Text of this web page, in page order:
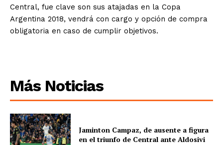
Central, fue clave son sus atajadas en la Copa
Argentina 2018, vendrá con cargo y opción de compra
obligatoria en caso de cumplir objetivos.
Más Noticias
Jaminton Campaz, de ausente a figura
en el triunfo de Central ante Aldosivi